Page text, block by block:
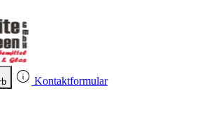
Kontaktformular